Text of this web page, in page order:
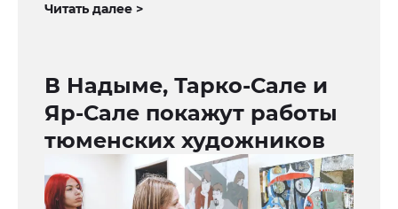
Читать далее >
В Надыме, Тарко-Сале и
Яр-Сале покажут работы
тюменских художников